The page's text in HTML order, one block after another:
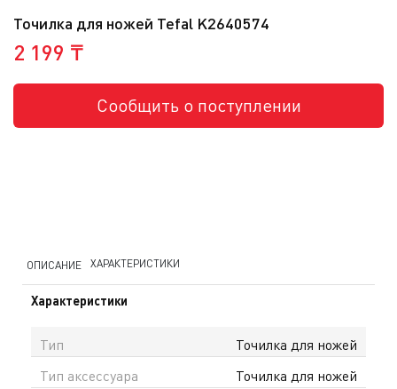
Точилка для ножей Tefal K2640574
2 199 ₸
Сообщить о поступлении
ОПИСАНИЕ ХАРАКТЕРИСТИКИ
Характеристики
Тип
Точилка для ножей
Тип аксессуара
Точилка для ножей